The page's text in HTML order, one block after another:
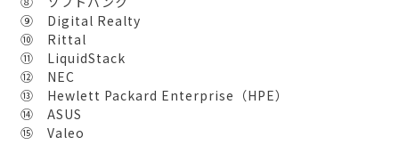
⑨ Digital Realty
⑩ Rittal
⑪ LiquidStack
⑫ NEC
⑬ Hewlett Packard Enterprise（HPE）
⑭ ASUS
⑮ Valeo